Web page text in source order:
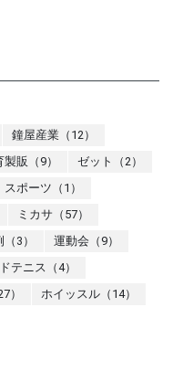
鐘屋産業（12）
販（9）
ゼット（2）
スポーツ（1）
ミカサ（57）
3）
運動会（9）
テニス（4）
）
ホイッスル（14）